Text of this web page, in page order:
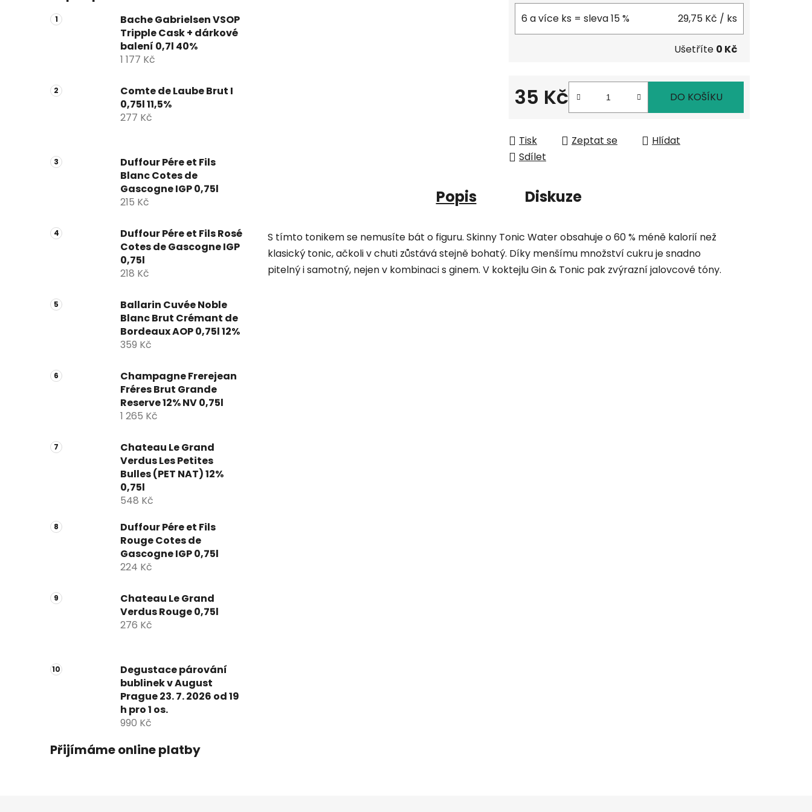
Bache Gabrielsen VSOP
Tripple Cask + dárkové
balení 0,7l 40%
1 177 Kč
Comte de Laube Brut I
0,75l 11,5%
277 Kč
Duffour Pére et Fils
Blanc Cotes de
Gascogne IGP 0,75l
215 Kč
Duffour Pére et Fils Rosé
Cotes de Gascogne IGP
0,75l
218 Kč
Ballarin Cuvée Noble
Blanc Brut Crémant de
Bordeaux AOP 0,75l 12%
359 Kč
Champagne Frerejean
Fréres Brut Grande
Reserve 12% NV 0,75l
1 265 Kč
Chateau Le Grand
Verdus Les Petites
Bulles (PET NAT) 12%
0,75l
548 Kč
Duffour Pére et Fils
Rouge Cotes de
Gascogne IGP 0,75l
224 Kč
Chateau Le Grand
Verdus Rouge 0,75l
276 Kč
Degustace párování
bublinek v August
Prague 23. 7. 2026 od 19
h pro 1 os.
990 Kč
Přijímáme online platby
6 a více ks = sleva 15 % 29,75 Kč / ks
Ušetříte 0 Kč
35 Kč
Měrná cena:
DO KOŠÍKU
Tisk Zeptat se
Hlídat
Sdílet
Popis Diskuze
S tímto tonikem se nemusíte bát o figuru. Skinny Tonic Water obsahuje o 60 % méně kalorií než
klasický tonic, ačkoli v chuti zůstává stejně bohatý. Díky menšímu množství cukru je snadno
pitelný i samotný, nejen v kombinaci s ginem. V koktejlu Gin & Tonic pak zvýrazní jalovcové tóny.